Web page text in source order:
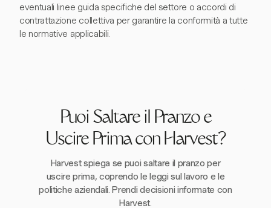
eventuali linee guida specifiche del settore o accordi di
contrattazione collettiva per garantire la conformità a tutte
le normative applicabili.
Puoi Saltare il Pranzo e
Uscire Prima con Harvest?
Harvest spiega se puoi saltare il pranzo per
uscire prima, coprendo le leggi sul lavoro e le
politiche aziendali. Prendi decisioni informate con
Harvest.